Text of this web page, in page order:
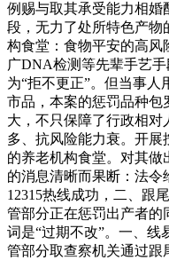
例赐与取其承受能力相婚
段，无力了处所特色产物
构食堂：食物平安的高风
广DNA检测等先辈手艺
为“拒不更正”。但当事人
市品，本案的惩罚品种包
大，不只保障了行政相对
多、抗风险能力衰。开展
的养老机构食堂。对其做
的消息清晰而果断：法令
12315热线成功，二、跟
管部分正在惩罚出产者的
词是“过期不改”。一、线
管部分取查察机关通过跟